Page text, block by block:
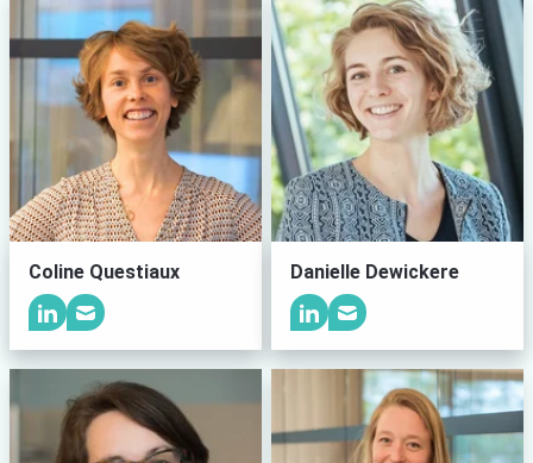
Coline Questiaux Danielle Dewickere